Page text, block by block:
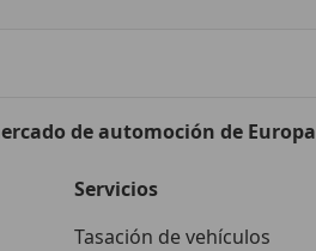
de automoción de Europa
Servicios
Tasación de vehículos